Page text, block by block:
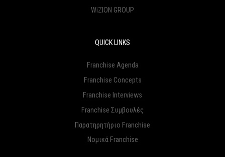
WiZION GROUP
QUICK LINKS
Franchise Agenda
Franchise Concepts
Franchise Interviews
Franchise Συμβουλές
Παρατηρητήριο Franchise
Νομικά Franchise